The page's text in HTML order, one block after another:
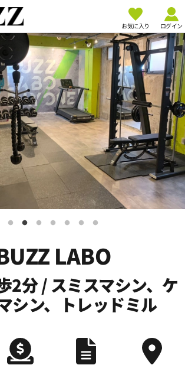
お気に入り ログイン
LABO
2分 / スミスマシン、ケ
シン、トレッドミル